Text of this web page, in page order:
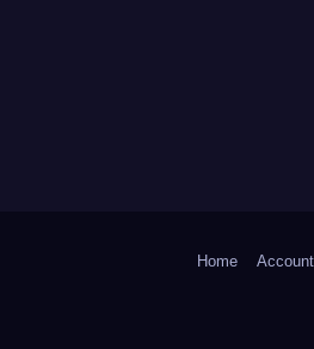
Home Account